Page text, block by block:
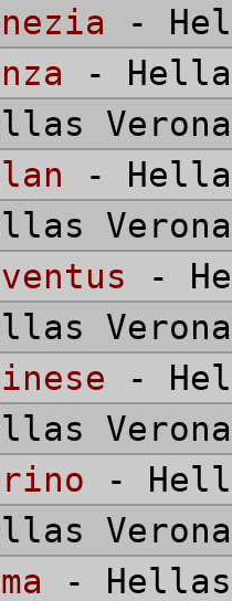
-
-
-
-
-
-
- Hellas